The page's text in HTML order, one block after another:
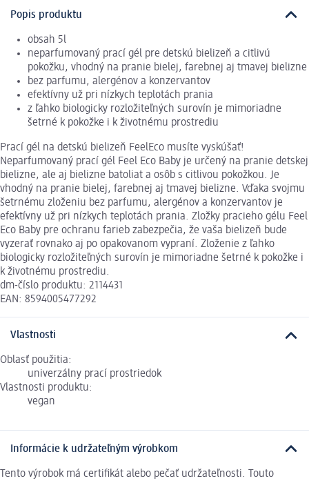
Popis produktu
obsah 5l
neparfumovaný prací gél pre detskú bielizeň a citlivú
pokožku, vhodný na pranie bielej, farebnej aj tmavej bielizne
bez parfumu, alergénov a konzervantov
efektívny už pri nízkych teplotách prania
z ľahko biologicky rozložiteľných surovín je mimoriadne
šetrné k pokožke i k životnému prostrediu
Prací gél na detskú bielizeň FeelEco musíte vyskúšať!
Neparfumovaný prací gél Feel Eco Baby je určený na pranie detskej
bielizne, ale aj bielizne batoliat a osôb s citlivou pokožkou. Je
vhodný na pranie bielej, farebnej aj tmavej bielizne. Vďaka svojmu
šetrnému zloženiu bez parfumu, alergénov a konzervantov je
efektívny už pri nízkych teplotách prania. Zložky pracieho gélu Feel
Eco Baby pre ochranu farieb zabezpečia, že vaša bielizeň bude
vyzerať rovnako aj po opakovanom vypraní. Zloženie z ľahko
biologicky rozložiteľných surovín je mimoriadne šetrné k pokožke i
k životnému prostrediu.
dm-číslo produktu: 2114431
EAN: 8594005477292
Vlastnosti
Oblasť použitia:
univerzálny prací prostriedok
Vlastnosti produktu:
vegan
Informácie k udržateľným výrobkom
Tento výrobok má certifikát alebo pečať udržateľnosti. Touto